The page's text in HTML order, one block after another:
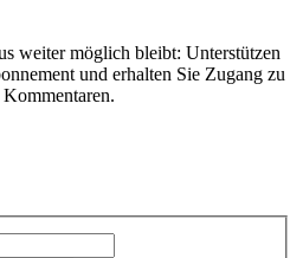
weiter möglich bleibt: Unterstützen
und erhalten Sie Zugang zu